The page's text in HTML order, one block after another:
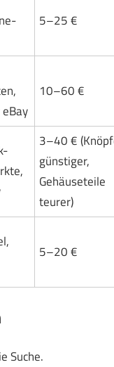
5–25 €
10–60 €
3–40 €
günstiger,
Gehäuseteile
teurer)
5–20 €
Suche.